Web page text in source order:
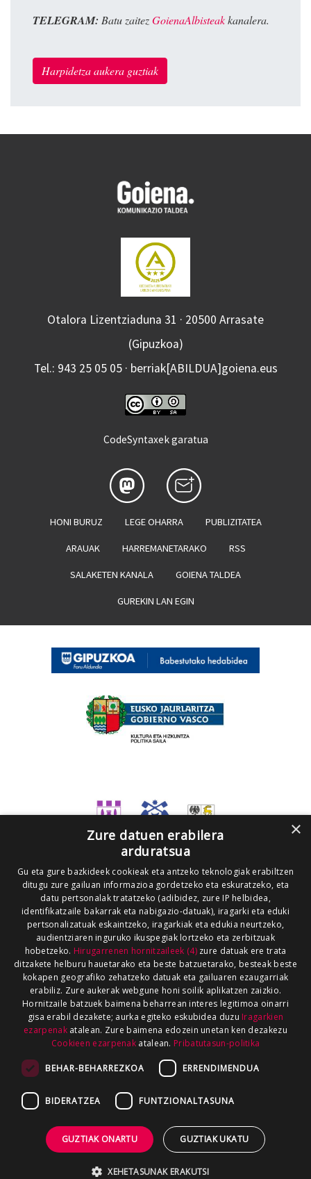
TELEGRAM: Batu zaitezGoienaAlbisteakkanalera.
Harpidetza aukera guztiak
Otalora Lizentziaduna 31 · 20500 Arrasate
(Gipuzkoa)
Tel.: 943 25 05 05 · berriak[ABILDUA]goiena.eus
CodeSyntaxek garatua
HONI BURUZ LEGE OHARRA PUBLIZITATEA
ARAUAK HARREMANETARAKO RSS
SALAKETEN KANALA GOIENA TALDEA
GUREKIN LAN EGIN
×
Zure datuen erabilera
arduratsua
Gu eta gure bazkideek cookieak eta antzeko teknologiak erabiltzen
ditugu zure gailuan informazioa gordetzeko eta eskuratzeko, eta
datu pertsonalak tratatzeko (adibidez, zure IP helbidea,
identifikatzaile bakarrak eta nabigazio-datuak), iragarki eta eduki
pertsonalizatuak eskaintzeko, iragarkiak eta edukia neurtzeko,
audientziaren inguruko ikuspegiak lortzeko eta zerbitzuak
hobetzeko. Hirugarrenen hornitzaileek (4)zure datuak ere trata
ditzakete helburu hauetarako eta beste batzuetarako, besteak beste
kokapen geografiko zehatzeko datuak eta gailuaren ezaugarriak
erabiliz. Zure aukerak webgune honi soilik aplikatzen zaizkio.
Hornitzaile batzuek baimena beharrean interes legitimoa oinarri
gisa erabil dezakete; aurka egiteko eskubidea duzu Iragarkien
ezarpenakatalean. Zure baimena edozein unetan ken dezakezu
Cookieen ezarpenak atalean. Pribatutasun-politika
BEHAR-BEHARREZKOA ERRENDIMENDUA
BIDERATZEA FUNTZIONALTASUNA
GUZTIAK ONARTU GUZTIAK UKATU
XEHETASUNAK ERAKUTSI